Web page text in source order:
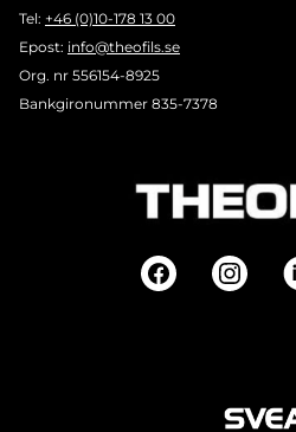
Tel: +46 (0)10-178 13 00
Epost: info@theofils.se
Org. nr 556154-8925
Bankgironummer 835-7378